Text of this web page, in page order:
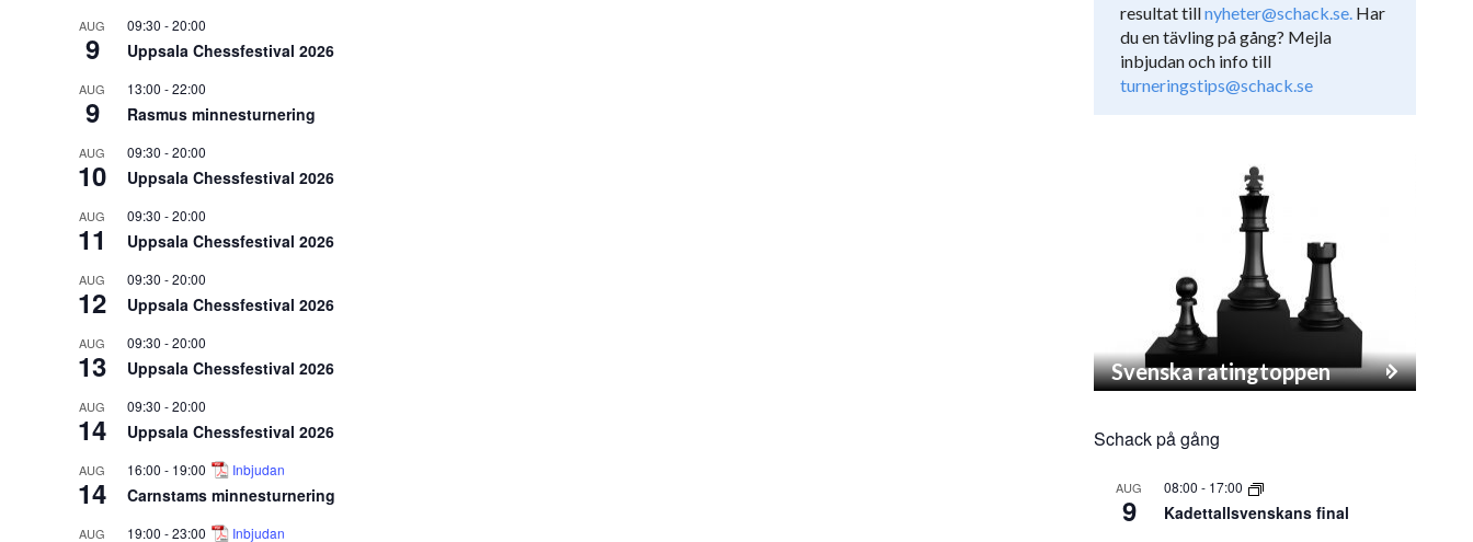
AUG
9
09:30 -20:00
Uppsala Chessfestival 2026
AUG
9
13:00 -22:00
Rasmus minnesturnering
AUG
10
09:30 -20:00
Uppsala Chessfestival 2026
AUG
11
09:30 -20:00
Uppsala Chessfestival 2026
AUG
12
09:30 -20:00
Uppsala Chessfestival 2026
AUG
13
09:30 -20:00
Uppsala Chessfestival 2026
AUG
14
09:30 -20:00
Uppsala Chessfestival 2026
AUG
14
16:00 - 19:00 Inbjudan
Carnstams minnesturnering
AUG 19:00 -23:00 Inbjudan
resultat tillnyheter@schack.se. Har
du en tävling på gång? Mejla
inbjudan och info till
turneringstips@schack.se
Svenska ratingtoppen
Schack på gång
AUG
9
08:00 - 17:00
Kadettallsvenskans final